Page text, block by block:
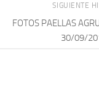
SIGUIENTE
FOTOS PAELLAS
30/09/